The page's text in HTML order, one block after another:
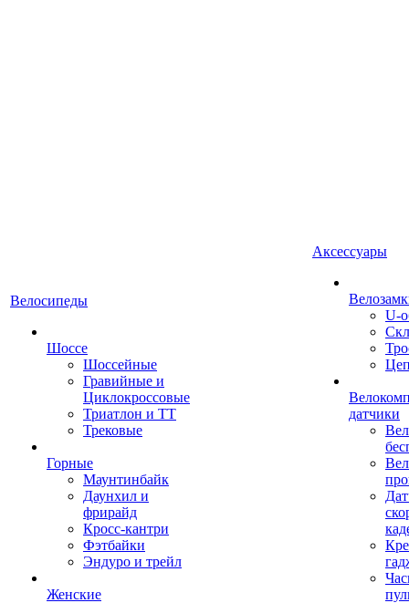
Велосипеды
Шоссе
Шоссейные
Гравийные и
Циклокроссовые
Триатлон и ТТ
Трековые
Горные
Маунтинбайк
Даунхил и
фрирайд
Кросс-кантри
Фэтбайки
Эндуро и трейл
Женские
Аксессуары
U-
датчики